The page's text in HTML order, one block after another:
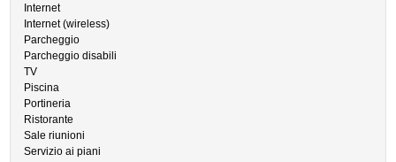
Internet
Internet (wireless)
Parcheggio
Parcheggio disabili
TV
Piscina
Portineria
Ristorante
Sale riunioni
Servizio ai piani